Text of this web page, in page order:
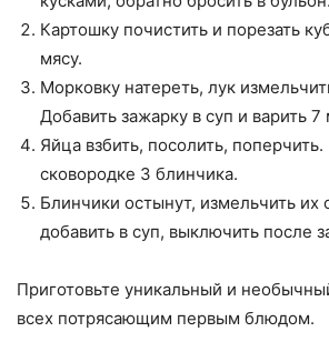
Картошку почистить и порезать
мясу.
Морковку натереть, лук
Добавить зажарку в суп и варить 7
Яйца взбить, посолить,
сковородке 3 блинчика.
Блинчики остынут, измельчить их
добавить в суп, выключить после
Приготовьте уникальный и
всех потрясающим первым блюдом.